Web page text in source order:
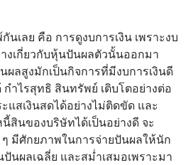
เลย คือ การดูงบการเงิน เพราะงบ
งเกี่ยวกับหุ้นปันผลตัวนั้นออกมา
ลสูงมักเป็นกิจการที่มีงบการเงินดี
ำไรสุทธิ สินทรัพย์ เติบโตอย่างต่อ
แสเงินสดได้อย่างไม่ติดขัด และ
สินของบริษัทได้เป็นอย่างดี จะ
มีศักยภาพในการจ่ายปันผลให้นัก
นผลเฉลี่ย และสม่ำเสมอเพราะมา